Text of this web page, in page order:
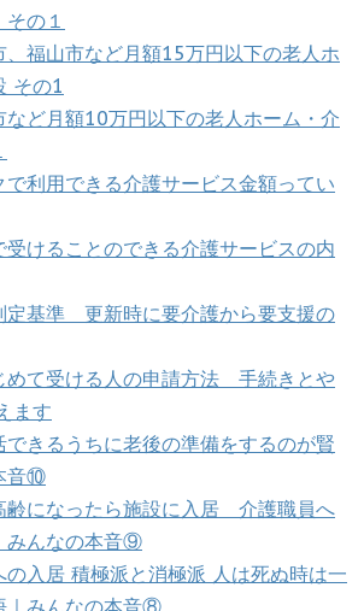
の１
、福山市など月額15万円以下の老人ホ
その1
など月額10万円以下の老人ホーム・介
利用できる介護サービス金額ってい
けることのできる介護サービスの内
定基準 更新時に要介護から要支援の
めて受ける人の申請方法 手続きとや
ます
できるうちに老後の準備をするのが賢
音⑩
齢になったら施設に入居 介護職員へ
みんなの本音⑨
の入居 積極派と消極派 人は死ぬ時は一
｜みんなの本音⑧